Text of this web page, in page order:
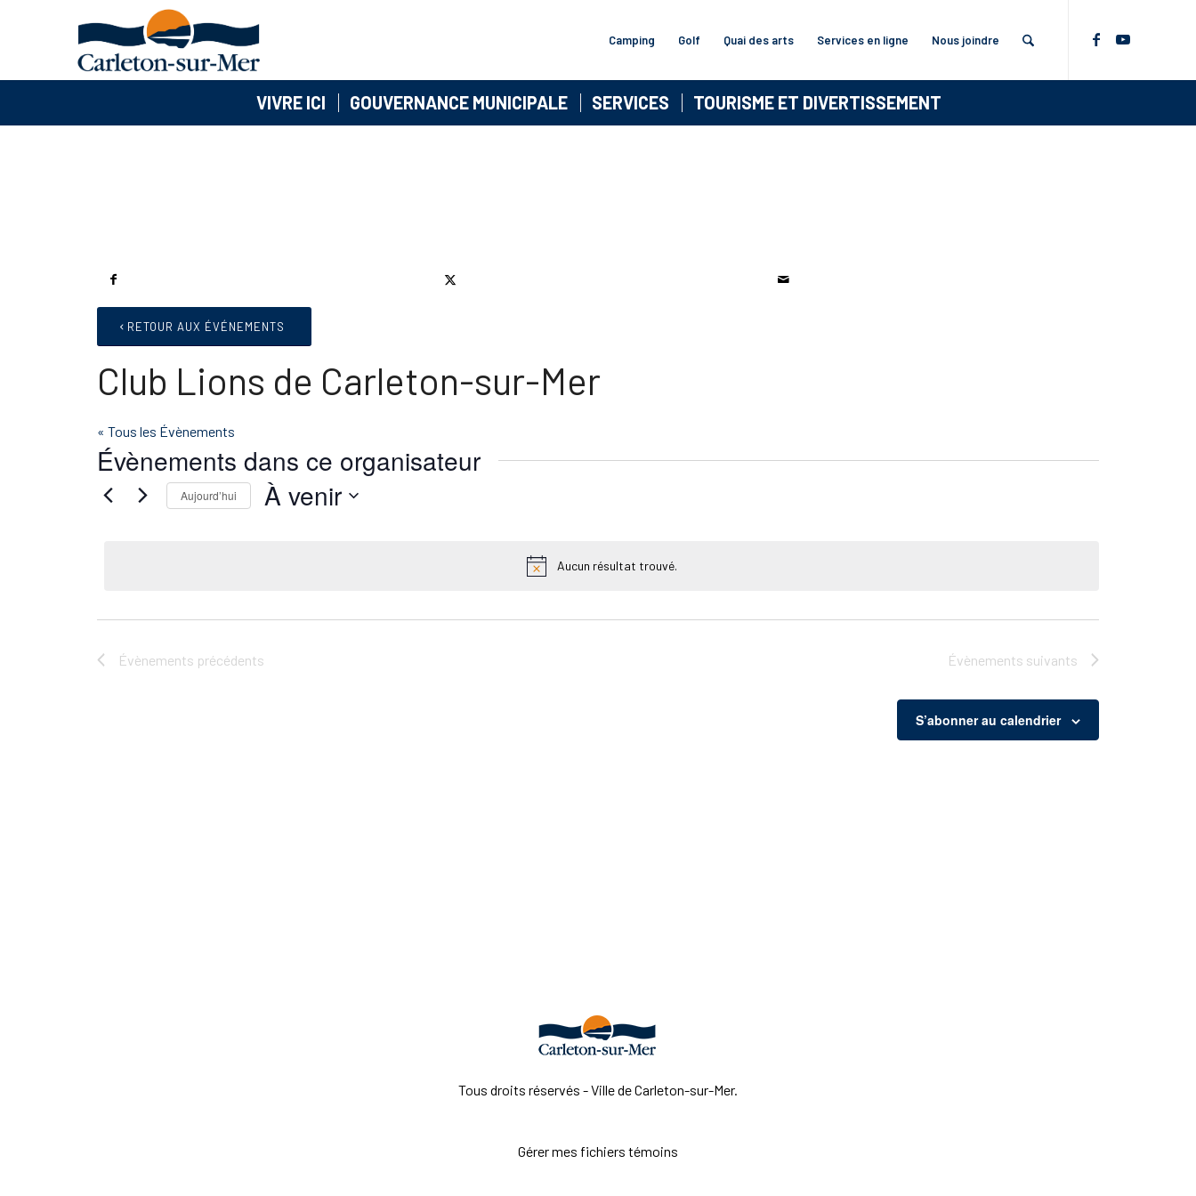
Camping Golf Quai des arts Services en ligne Nous joindre
VIVRE ICI GOUVERNANCE MUNICIPALE SERVICES TOURISME ET DIVERTISSEMENT
RETOUR AUX ÉVÉNEMENTS
Club Lions de Carleton-sur-Mer
« Tous les Évènements
Évènements dans ce organisateur
Notice
Aucun résultat trouvé.
Aujourd’hui À venir
Évènements précédents Évènements suivants
S’abonner au calendrier
Tous droits réservés - Ville de Carleton-sur-Mer.
Gérer mes fichiers témoins